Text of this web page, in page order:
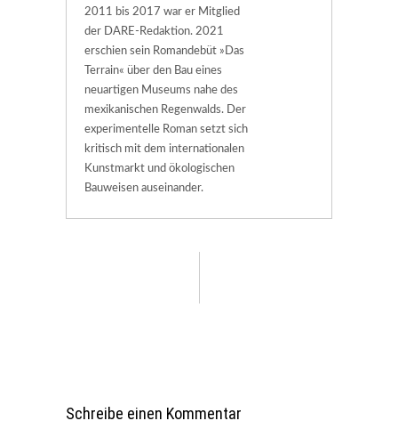
2011 bis 2017 war er Mitglied
der DARE-Redaktion. 2021
erschien sein Romandebüt »Das
Terrain« über den Bau eines
neuartigen Museums nahe des
mexikanischen Regenwalds. Der
experimentelle Roman setzt sich
kritisch mit dem internationalen
Kunstmarkt und ökologischen
Bauweisen auseinander.
Schreibe einen Kommentar